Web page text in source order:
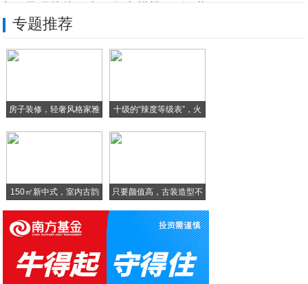
相聚在广州 一段因马戏邂逅的异国情缘
长隆欢乐世界焕新开园 三大升级引领文旅创
专题推荐
房子装修，轻奢风格家雅
十级的“辣度等级表”，火
150㎡新中式，室内古韵
只要颜值高，古装造型不